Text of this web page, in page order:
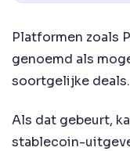
Platformen zoals
genoemd als
soortgelijke deals.
Als dat gebeurt,
stablecoin-